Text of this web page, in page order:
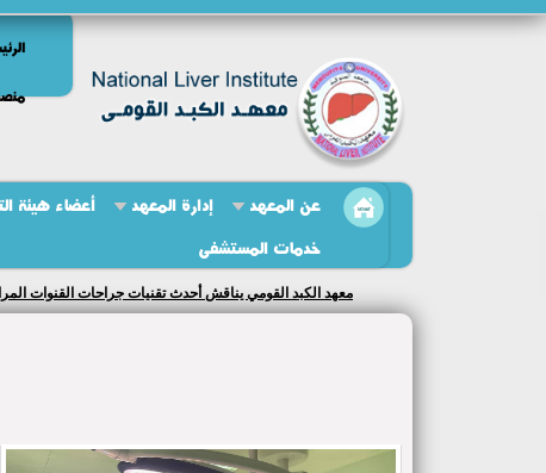
عن المعهد إدارة المعهد أعضاء هيئة
خدمات المستشفى
معهد الكبد القومي يناقش أحدث تقنيات جراحات القنوات